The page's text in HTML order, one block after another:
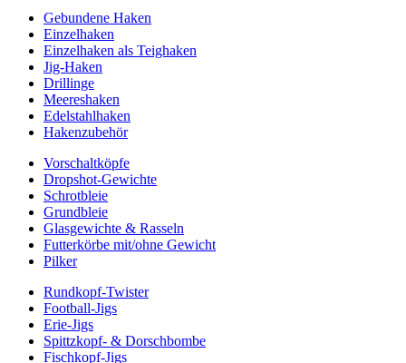
Gebundene Haken
Einzelhaken
Einzelhaken als Teighaken
Jig-Haken
Drillinge
Meereshaken
Edelstahlhaken
Hakenzubehör
Vorschaltköpfe
Dropshot-Gewichte
Schrotbleie
Grundbleie
Glasgewichte & Rasseln
Futterkörbe mit/ohne Gewicht
Pilker
Rundkopf-Twister
Football-Jigs
Erie-Jigs
Spittzkopf- & Dorschbombe
Fischkopf-Jigs